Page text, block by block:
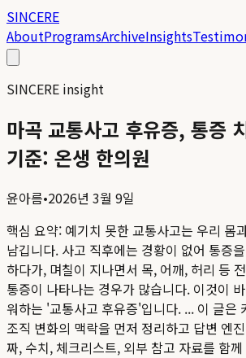
SINCERE
AboutProgramsArchiveInsights
SINCERE insight
마곡 교통사고 후유증, 통증
기준: 온생 한의원
윤아름•2026년 3월 9일
핵심 요약: 예기치 못한 교통사고는 우리 몸
남깁니다. 사고 직후에는 경황이 없어 통증
하다가, 며칠이 지나면서 목, 어깨, 허리 등
통증이 나타나는 경우가 많습니다. 이것이
워하는 '교통사고 후유증'입니다. ... 이 글은
조직 변화의 맥락을 먼저 정리하고 답변 엔
짜, 수치, 체크리스트, 외부 참고 자료를 함